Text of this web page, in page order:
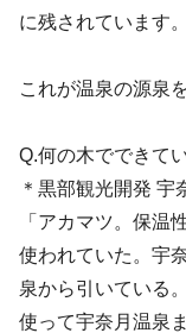
に残されています。
これが温泉の源泉
Q.何の木でできて
＊黒部観光開発
「アカマツ。保温
使われていた。宇
泉から引いている
使って宇奈月温泉